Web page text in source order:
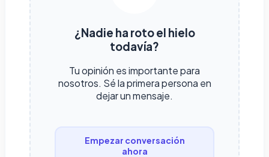
¿Nadie ha roto el hielo
todavía?
Tu opinión es importante para
nosotros. Sé la primera persona en
dejar un mensaje.
Empezar conversación
ahora